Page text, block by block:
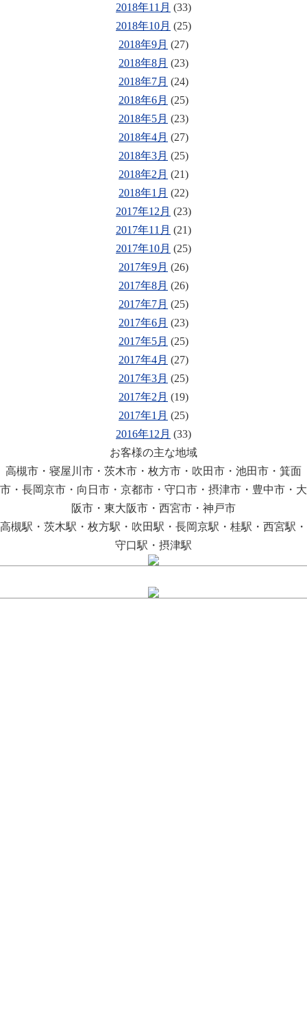
2018年11月 (33)
2018年10月 (25)
2018年9月 (27)
2018年8月 (23)
2018年7月 (24)
2018年6月 (25)
2018年5月 (23)
2018年4月 (27)
2018年3月 (25)
2018年2月 (21)
2018年1月 (22)
2017年12月 (23)
2017年11月 (21)
2017年10月 (25)
2017年9月 (26)
2017年8月 (26)
2017年7月 (25)
2017年6月 (23)
2017年5月 (25)
2017年4月 (27)
2017年3月 (25)
2017年2月 (19)
2017年1月 (25)
2016年12月 (33)
お客様の主な地域
高槻市・寝屋川市・茨木市・枚方市・吹田市・池田市・箕面
市・長岡京市・向日市・京都市・守口市・摂津市・豊中市・大
阪市・東大阪市・西宮市・神戸市
高槻駅・茨木駅・枚方駅・吹田駅・長岡京駅・桂駅・西宮駅・
守口駅・摂津駅